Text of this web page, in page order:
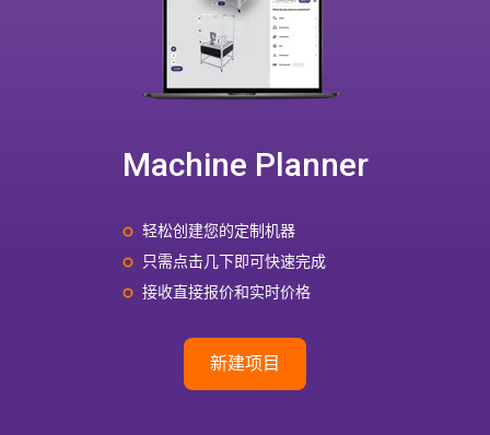
Machine Planner
轻松创建您的定制机器
只需点击几下即可快速完成
接收直接报价和实时价格
新建项目